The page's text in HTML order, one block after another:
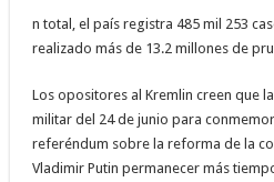
n total, el país registra 485 mil 253
realizado más de 13.2 millones de
Los opositores al Kremlin creen que
militar del 24 de junio para
referéndum sobre la reforma de la
Vladimir Putin permanecer más